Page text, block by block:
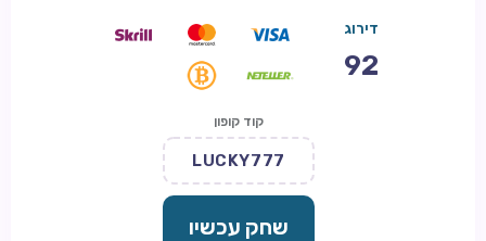
דירוג
92
קוד קופון
LUCKY777
שחק עכשיו